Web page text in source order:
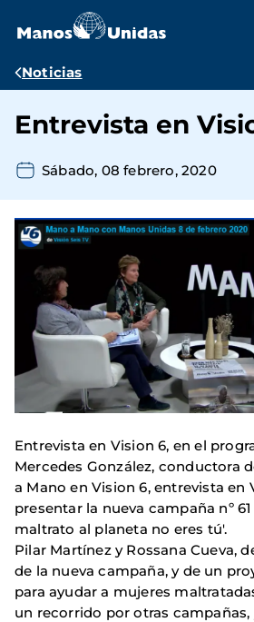
contenido
Ruta
navegación
Noticias
Entrevista en
Sábado, 08 febrero, 2020
Entrevista en Vision 6, en el
Mercedes González, conductora
a Mano en Vision 6, entrevista en
presentar la nueva campaña nº
maltrato al planeta no eres tú'.
Pilar Martínez y Rossana Cueva,
de la nueva campaña, y de un
para ayudar a mujeres
un recorrido por otras campañas,